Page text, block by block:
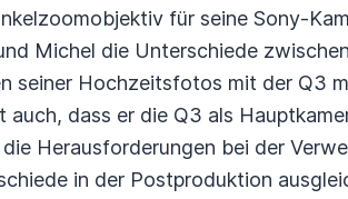
für seine Sony-
Michel die Unterschiede
seiner Hochzeitsfotos mit der Q3
auch, dass er die Q3 als
Herausforderungen bei der
in der Postproduktion